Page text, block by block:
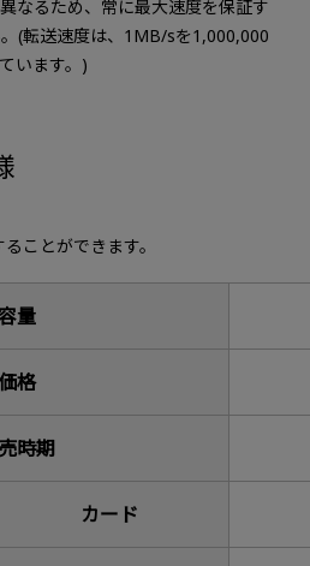
なるため、常に最大速度を保証す
(転送速度は、1MB/sを1,000,000
います。)
ことができます。
量
価格
時期
カード